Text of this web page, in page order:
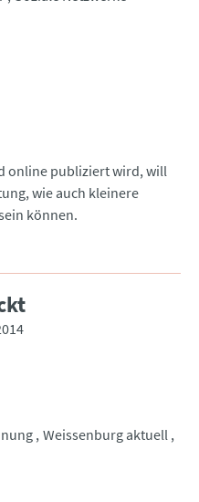
online publiziert wird, will
wie auch kleinere
können.
Weissenburg aktuell